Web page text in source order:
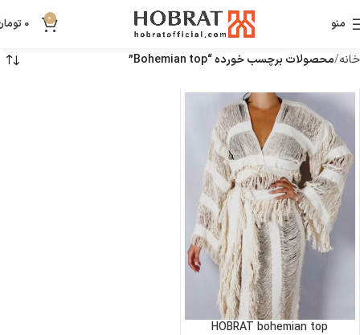
منو 0
0
خانه محصولات برچسب خورده “Bohemian top”
HOBRAT bohemian top